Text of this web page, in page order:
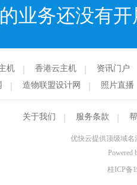
业务还没有
机 香港云主机 资讯门户
造物联盟设计网 照片直播
关于我们 服务条款
优快云提供顶级域名
Powered
桂ICP备